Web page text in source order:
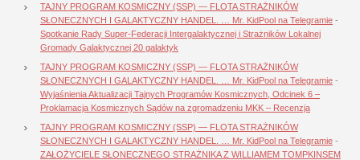
TAJNY PROGRAM KOSMICZNY (SSP) — FLOTA STRAŻNIKÓW
SŁONECZNYCH I GALAKTYCZNY HANDEL. … Mr. KidPool na Telegramie -
Spotkanie Rady Super-Federacji Intergalaktycznej i Strażników Lokalnej
Gromady Galaktycznej 20 galaktyk
TAJNY PROGRAM KOSMICZNY (SSP) — FLOTA STRAŻNIKÓW
SŁONECZNYCH I GALAKTYCZNY HANDEL. … Mr. KidPool na Telegramie -
Wyjaśnienia Aktualizacji Tajnych Programów Kosmicznych, Odcinek 6 –
Proklamacja Kosmicznych Sądów na zgromadzeniu MKK – Recenzja
TAJNY PROGRAM KOSMICZNY (SSP) — FLOTA STRAŻNIKÓW
SŁONECZNYCH I GALAKTYCZNY HANDEL. … Mr. KidPool na Telegramie -
ZAŁOŻYCIELE SŁONECZNEGO STRAŻNIKA Z WILLIAMEM TOMPKINSEM